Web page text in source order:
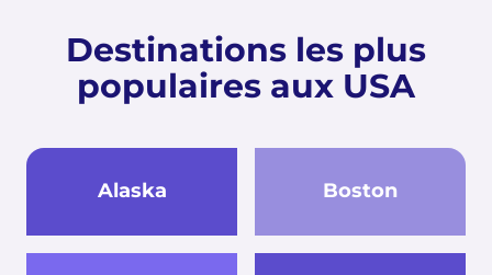
Destinations les plus
populaires aux USA
Alaska Boston